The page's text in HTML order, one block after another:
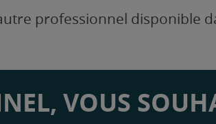
professionnel disponible
VOUS